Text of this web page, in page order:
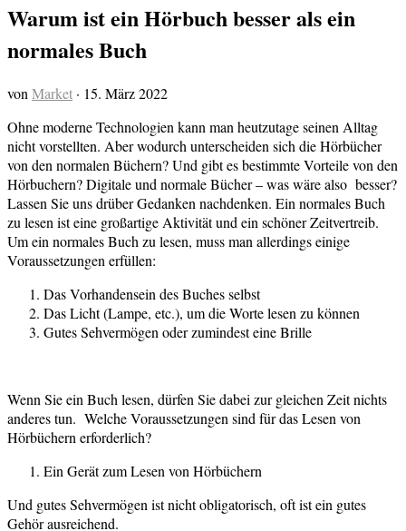
Warum ist ein Hörbuch besser als ein
normales Buch
von Market · 15. März 2022
Ohne moderne Technologien kann man heutzutage seinen Alltag
nicht vorstellten. Aber wodurch unterscheiden sich die Hörbücher
von den normalen Büchern? Und gibt es bestimmte Vorteile von den
Hörbuchern? Digitale und normale Bücher – was wäre also besser?
Lassen Sie uns drüber Gedanken nachdenken. Ein normales Buch
zu lesen ist eine großartige Aktivität und ein schöner Zeitvertreib.
Um ein normales Buch zu lesen, muss man allerdings einige
Voraussetzungen erfüllen:
Das Vorhandensein des Buches selbst
Das Licht (Lampe, etc.), um die Worte lesen zu können
Gutes Sehvermögen oder zumindest eine Brille
Wenn Sie ein Buch lesen, dürfen Sie dabei zur gleichen Zeit nichts
anderes tun. Welche Voraussetzungen sind für das Lesen von
Hörbüchern erforderlich?
Ein Gerät zum Lesen von Hörbüchern
Und gutes Sehvermögen ist nicht obligatorisch, oft ist ein gutes
Gehör ausreichend.